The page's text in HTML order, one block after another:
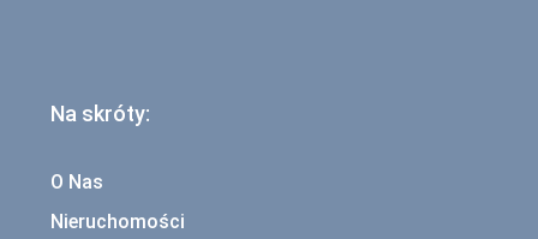
Na skróty:
O Nas
Nieruchomości